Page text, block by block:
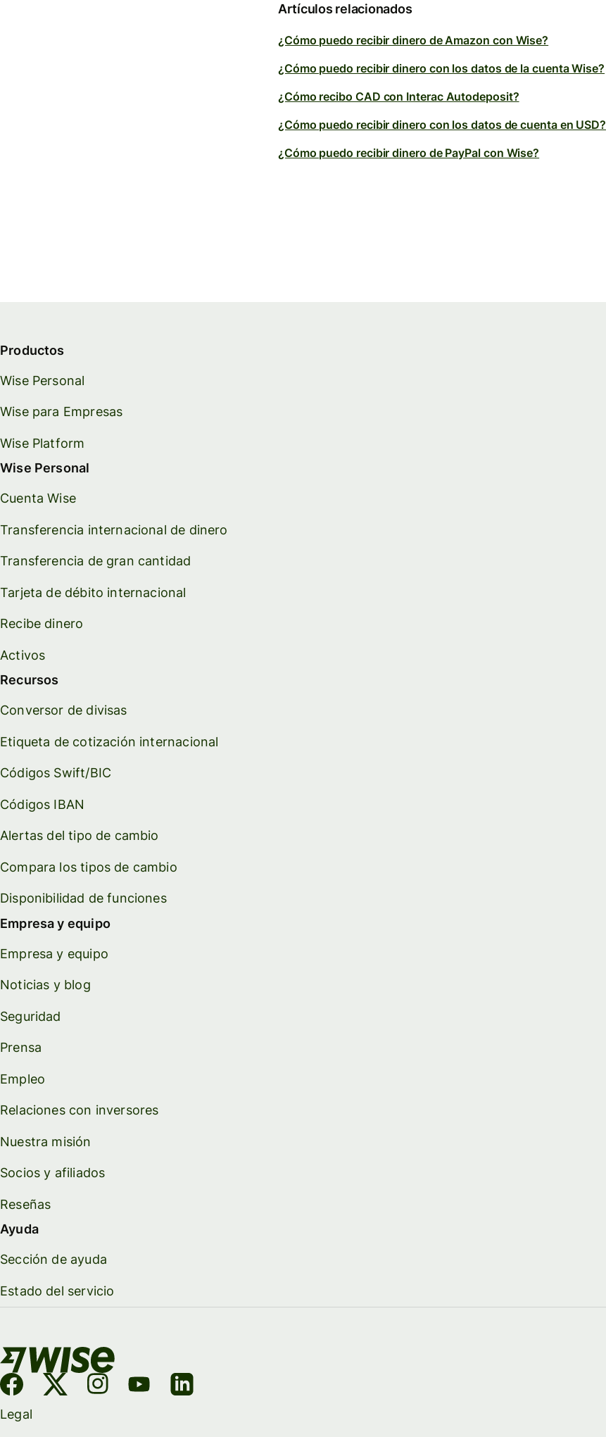
Artículos relacionados
¿Cómo puedo recibir dinero de Amazon con Wise?
¿Cómo puedo recibir dinero con los datos de la cuenta Wise?
¿Cómo recibo CAD con Interac Autodeposit?
¿Cómo puedo recibir dinero con los datos de cuenta en USD?
¿Cómo puedo recibir dinero de PayPal con Wise?
Productos
Wise Personal
Wise para Empresas
Wise Platform
Wise Personal
Cuenta Wise
Transferencia internacional de dinero
Transferencia de gran cantidad
Tarjeta de débito internacional
Recibe dinero
Activos
Recursos
Conversor de divisas
Etiqueta de cotización internacional
Códigos Swift/BIC
Códigos IBAN
Alertas del tipo de cambio
Compara los tipos de cambio
Disponibilidad de funciones
Empresa y equipo
Empresa y equipo
Noticias y blog
Seguridad
Prensa
Empleo
Relaciones con inversores
Nuestra misión
Socios y afiliados
Reseñas
Ayuda
Sección de ayuda
Estado del servicio
Legal